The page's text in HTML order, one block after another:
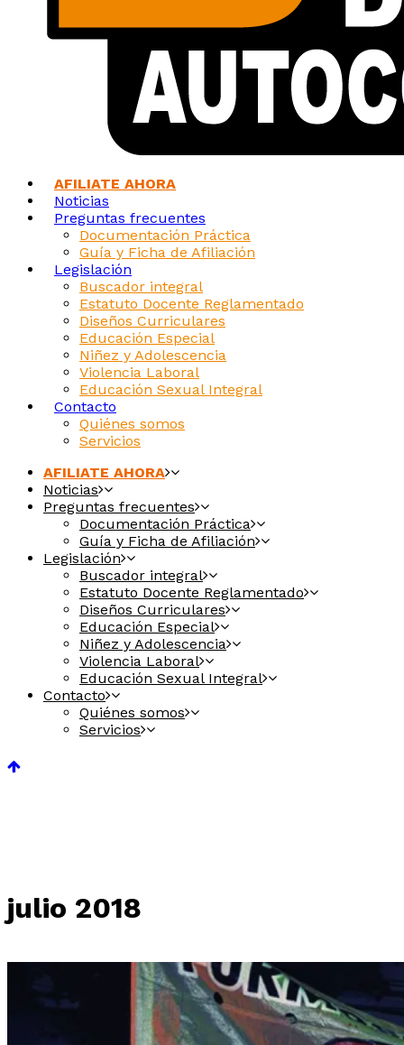
AFILIATE AHORA
Noticias
Preguntas frecuentes
Documentación Práctica
Guía y Ficha de Afiliación
Legislación
Buscador integral
Estatuto Docente Reglamentado
Diseños Curriculares
Educación Especial
Niñez y Adolescencia
Violencia Laboral
Educación Sexual Integral
Contacto
Quiénes somos
Servicios
AFILIATE AHORA
Noticias
Preguntas frecuentes
Documentación Práctica
Guía y Ficha de Afiliación
Legislación
Buscador integral
Estatuto Docente Reglamentado
Diseños Curriculares
Educación Especial
Niñez y Adolescencia
Violencia Laboral
Educación Sexual Integral
Contacto
Quiénes somos
Servicios
julio 2018